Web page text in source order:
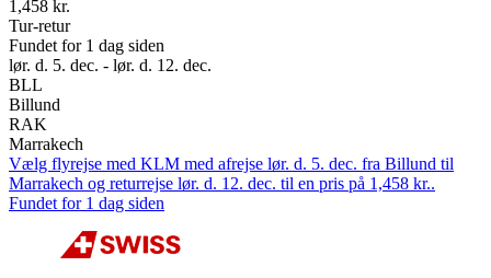
1,458 kr.
Tur-retur
Fundet for 1 dag siden
lør. d. 5. dec. - lør. d. 12. dec.
BLL
Billund
RAK
Marrakech
Vælg flyrejse med KLM med afrejse lør. d. 5. dec. fra Billund til
Marrakech og returrejse lør. d. 12. dec. til en pris på 1,458 kr..
Fundet for 1 dag siden